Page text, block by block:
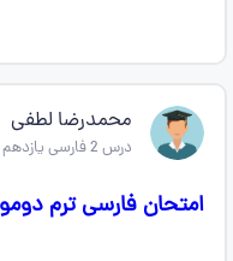
محمدرضا لطفی
درس 2 فارسی یازدهم
امتحان فارسی ترم